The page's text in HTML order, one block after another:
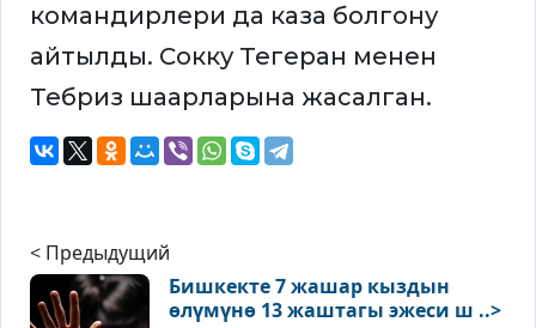
командирлери да каза болгону
айтылды. Сокку Тегеран менен
Тебриз шаарларына жасалган.
< Предыдущий
Бишкекте 7 жашар кыздын
өлүмүнө 13 жаштагы эжеси ш ..>